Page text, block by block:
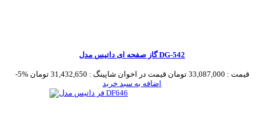
گاز صفحه ای داتیس مدل DG-542
-5% قیمت : 33,087,000 تومان قیمت در اخوان شاپینگ : 31,432,650 تومان
اضافه به سبد خرید